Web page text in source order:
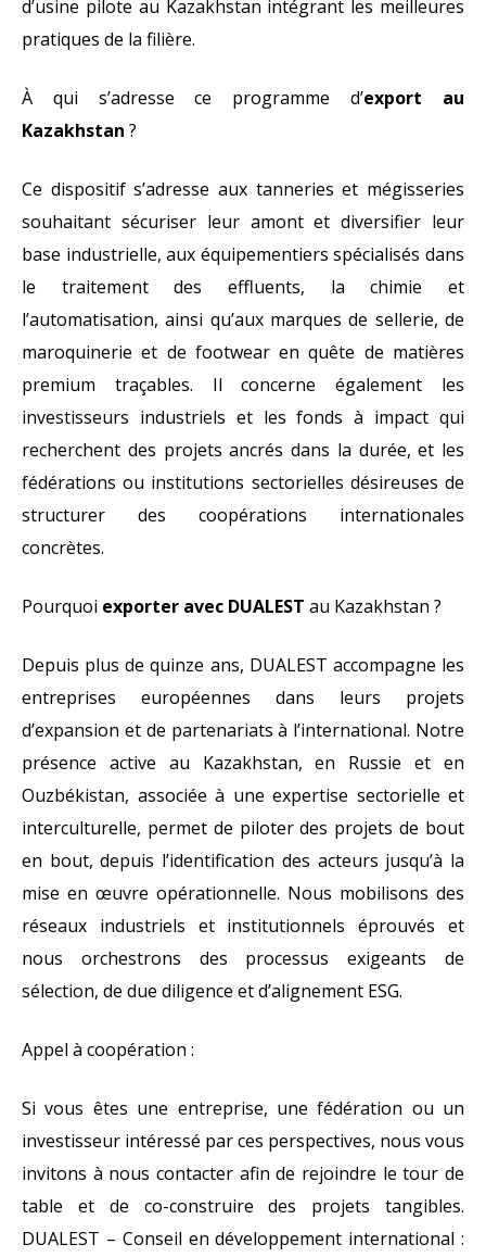
d’usine pilote au Kazakhstan intégrant les meilleures
pratiques de la filière.
À qui s’adresse ce programme d’export au
Kazakhstan ?
Ce dispositif s’adresse aux tanneries et mégisseries
souhaitant sécuriser leur amont et diversifier leur
base industrielle, aux équipementiers spécialisés dans
le traitement des effluents, la chimie et
l’automatisation, ainsi qu’aux marques de sellerie, de
maroquinerie et de footwear en quête de matières
premium traçables. Il concerne également les
investisseurs industriels et les fonds à impact qui
recherchent des projets ancrés dans la durée, et les
fédérations ou institutions sectorielles désireuses de
structurer des coopérations internationales
concrètes.
Pourquoi exporter avec DUALEST au Kazakhstan ?
Depuis plus de quinze ans, DUALEST accompagne les
entreprises européennes dans leurs projets
d’expansion et de partenariats à l’international. Notre
présence active au Kazakhstan, en Russie et en
Ouzbékistan, associée à une expertise sectorielle et
interculturelle, permet de piloter des projets de bout
en bout, depuis l’identification des acteurs jusqu’à la
mise en œuvre opérationnelle. Nous mobilisons des
réseaux industriels et institutionnels éprouvés et
nous orchestrons des processus exigeants de
sélection, de due diligence et d’alignement ESG.
Appel à coopération :
Si vous êtes une entreprise, une fédération ou un
investisseur intéressé par ces perspectives, nous vous
invitons à nous contacter afin de rejoindre le tour de
table et de co-construire des projets tangibles.
DUALEST – Conseil en développement international :